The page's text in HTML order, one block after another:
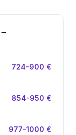
–
724-900 €
854-950 €
977-1000 €